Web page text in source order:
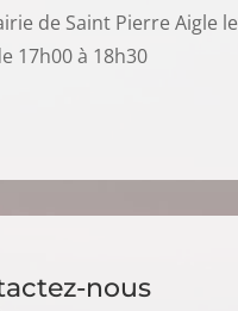
de Saint Pierre Aigle le
17h00 à 18h30
nous